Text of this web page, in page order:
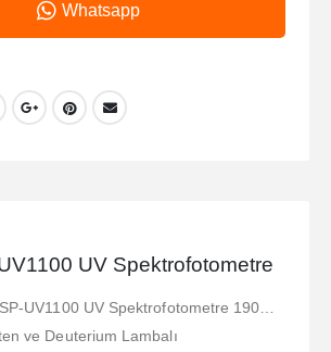
Whatsapp
UV Spektrofotometre
UV1100 UV Spektrofotometre 190…
ve Deuterium Lambalı